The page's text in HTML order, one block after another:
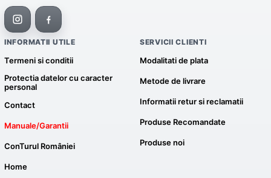
INFORMATII UTILE
Termeni si conditii
Protectia datelor cu caracter
personal
Contact
Manuale/Garantii
ConTurul României
Home
SERVICII CLIENTI
Modalitati de plata
Metode de livrare
Informatii retur si reclamatii
Produse Recomandate
Produse noi